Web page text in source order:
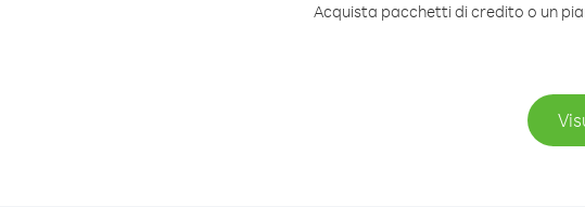
Acquista pacchetti di credito o un